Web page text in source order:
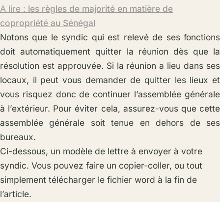
A lire : les règles de majorité en matière de
copropriété au Sénégal
Notons que le syndic qui est relevé de ses fonctions
doit automatiquement quitter la réunion dès que la
résolution est approuvée. Si la réunion a lieu dans ses
locaux, il peut vous demander de quitter les lieux et
vous risquez donc de continuer l’assemblée générale
à l’extérieur. Pour éviter cela, assurez-vous que cette
assemblée générale soit tenue en dehors de ses
bureaux.
Ci-dessous, un modèle de lettre à envoyer à votre
syndic. Vous pouvez faire un copier-coller, ou tout
simplement télécharger le fichier word à la fin de
l’article.